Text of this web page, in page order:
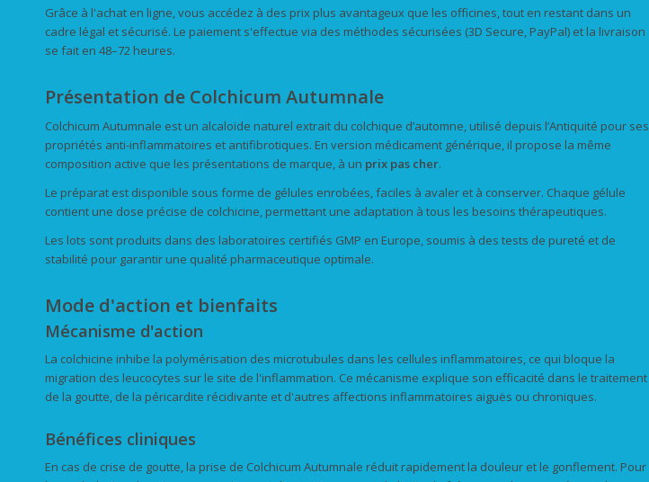
Grâce à l'achat en ligne, vous accédez à des prix plus avantageux que les officines, tout en restant dans un
cadre légal et sécurisé. Le paiement s'effectue via des méthodes sécurisées (3D Secure, PayPal) et la livraison
se fait en 48–72 heures.
Présentation de Colchicum Autumnale
Colchicum Autumnale est un alcaloïde naturel extrait du colchique d’automne, utilisé depuis l’Antiquité pour ses
propriétés anti-inflammatoires et antifibrotiques. En version médicament générique, il propose la même
composition active que les présentations de marque, à un prix pas cher.
Le préparat est disponible sous forme de gélules enrobées, faciles à avaler et à conserver. Chaque gélule
contient une dose précise de colchicine, permettant une adaptation à tous les besoins thérapeutiques.
Les lots sont produits dans des laboratoires certifiés GMP en Europe, soumis à des tests de pureté et de
stabilité pour garantir une qualité pharmaceutique optimale.
Mode d'action et bienfaits
Mécanisme d'action
La colchicine inhibe la polymérisation des microtubules dans les cellules inflammatoires, ce qui bloque la
migration des leucocytes sur le site de l'inflammation. Ce mécanisme explique son efficacité dans le traitement
de la goutte, de la péricardite récidivante et d'autres affections inflammatoires aiguës ou chroniques.
Bénéfices cliniques
En cas de crise de goutte, la prise de Colchicum Autumnale réduit rapidement la douleur et le gonflement. Pour